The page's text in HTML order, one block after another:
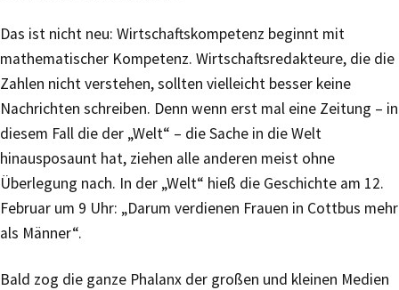
Das ist nicht neu: Wirtschaftskompetenz beginnt mit
mathematischer Kompetenz. Wirtschaftsredakteure, die die
Zahlen nicht verstehen, sollten vielleicht besser keine
Nachrichten schreiben. Denn wenn erst mal eine Zeitung – in
diesem Fall die der „Welt“ – die Sache in die Welt
hinausposaunt hat, ziehen alle anderen meist ohne
Überlegung nach. In der „Welt“ hieß die Geschichte am 12.
Februar um 9 Uhr: „Darum verdienen Frauen in Cottbus mehr
als Männer“.
Bald zog die ganze Phalanx der großen und kleinen Medien